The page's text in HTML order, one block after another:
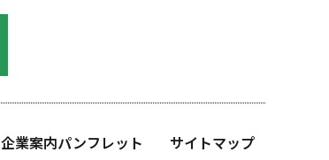
企業案内パンフレット サイトマップ